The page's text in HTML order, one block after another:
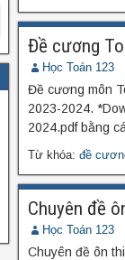
Đề cương
Học Toán 123
Đề cương môn
2023-2024.
2024.pdf bằng
Từ khóa: đề
Chuyên đề
Học Toán 123
Chuyên đề ôn